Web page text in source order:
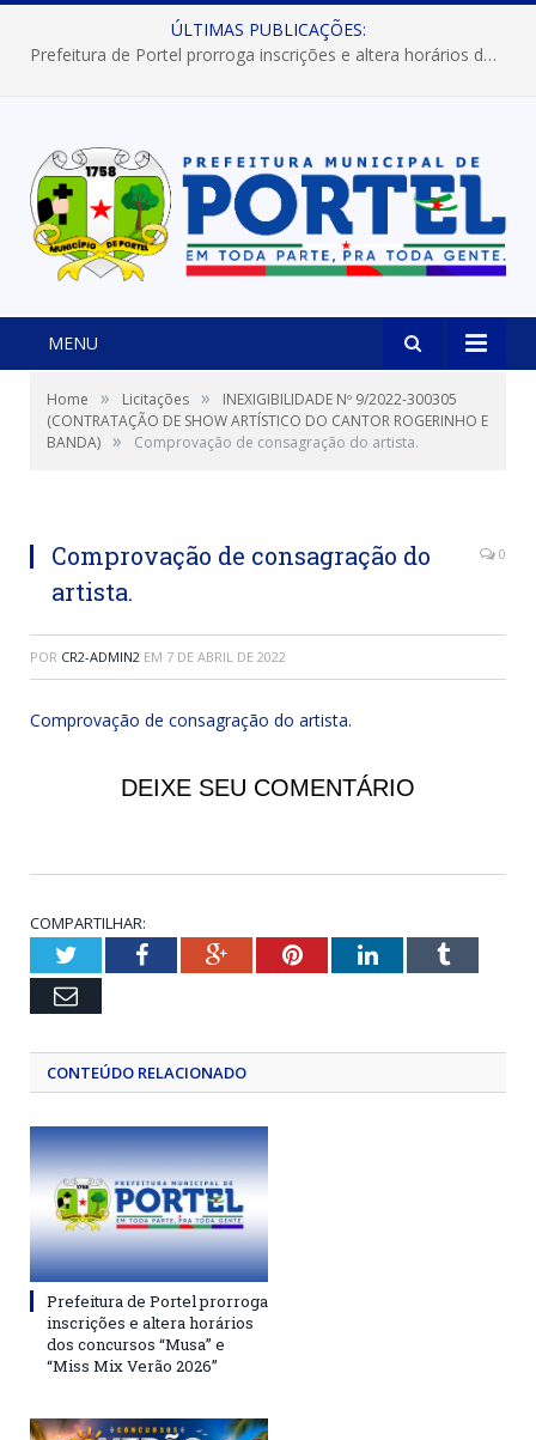
ÚLTIMAS PUBLICAÇÕES:
Prefeitura de Portel prorroga inscrições e altera horários dos concursos “Musa” e “Miss Mix Verão 2026”
MENU
Home » Licitações »
INEXIGIBILIDADE Nº 9/2022-300305
(CONTRATAÇÃO DE SHOW ARTÍSTICO DO CANTOR ROGERINHO E
BANDA) » Comprovação de consagração do artista.
Comprovação de consagração do
artista.
0
POR CR2-ADMIN2 EM 7 DE ABRIL DE 2022
Comprovação de consagração do artista.
DEIXE SEU COMENTÁRIO
COMPARTILHAR:
TwitterFacebookGoogle+PinterestLinkedInTumblr
Email
CONTEÚDO RELACIONADO
Prefeitura de Portel prorroga
inscrições e altera horários
dos concursos “Musa” e
“Miss Mix Verão 2026”